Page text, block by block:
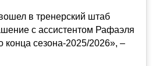
в тренерский штаб
с ассистентом Рафаэля
конца сезона-2025/2026», –